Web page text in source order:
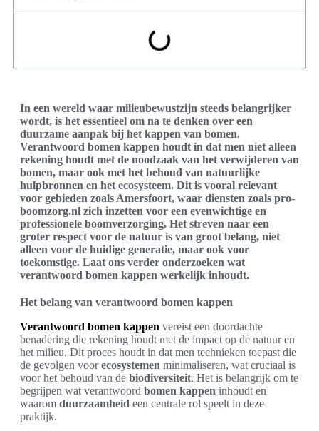
In een wereld waar milieubewustzijn steeds belangrijker
wordt, is het essentieel om na te denken over een
duurzame aanpak bij het kappen van bomen.
Verantwoord bomen kappen houdt in dat men niet alleen
rekening houdt met de noodzaak van het verwijderen van
bomen, maar ook met het behoud van natuurlijke
hulpbronnen en het ecosysteem. Dit is vooral relevant
voor gebieden zoals Amersfoort, waar diensten zoals pro-
boomzorg.nl zich inzetten voor een evenwichtige en
professionele boomverzorging. Het streven naar een
groter respect voor de natuur is van groot belang, niet
alleen voor de huidige generatie, maar ook voor
toekomstige. Laat ons verder onderzoeken wat
verantwoord bomen kappen werkelijk inhoudt.
Het belang van verantwoord bomen kappen
Verantwoord bomen kappen vereist een doordachte
benadering die rekening houdt met de impact op de natuur en
het milieu. Dit proces houdt in dat men technieken toepast die
de gevolgen voorecosystemen minimaliseren, wat cruciaal is
voor het behoud van de biodiversiteit. Het is belangrijk om te
begrijpen wat verantwoord bomen kappen inhoudt en
waarom duurzaamheid een centrale rol speelt in deze
praktijk.